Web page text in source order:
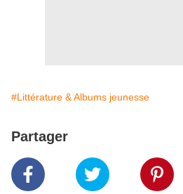
#Littérature & Albums jeunesse
Partager